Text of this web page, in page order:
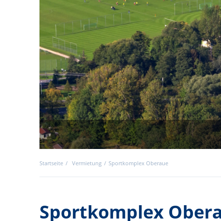
Startseite Vermietung Sportkomplex Oberaue
Sportkomplex